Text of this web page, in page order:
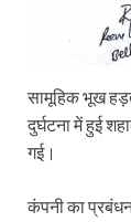
सामूहिक भूख
दुर्घटना में हुई
गई।
कंपनी का